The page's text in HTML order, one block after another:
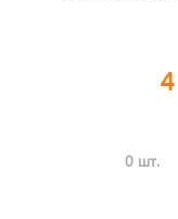
0 шт.